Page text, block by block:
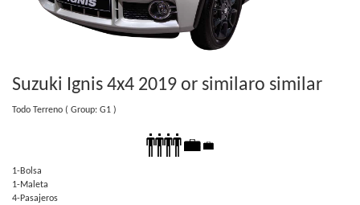
Suzuki Ignis 4x4 2019 or similaro similar
Todo Terreno ( Group: G1 )
1-Bolsa
1-Maleta
4-Pasajeros